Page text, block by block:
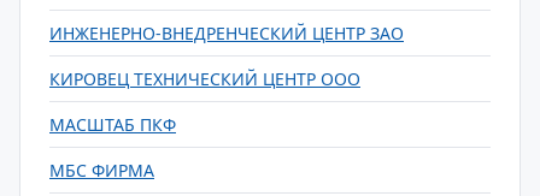
ИНЖЕНЕРНО-ВНЕДРЕНЧЕСКИЙ ЦЕНТР ЗАО
КИРОВЕЦ ТЕХНИЧЕСКИЙ ЦЕНТР ООО
МАСШТАБ ПКФ
МБС ФИРМА